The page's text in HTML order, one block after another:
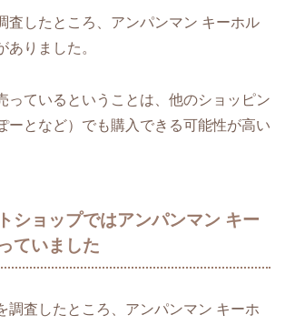
査したところ、アンパンマン キーホル
ありました。
っているということは、他のショッピン
ーとなど）でも購入できる可能性が高い
ショップではアンパンマン キー
ていました
調査したところ、アンパンマン キーホ